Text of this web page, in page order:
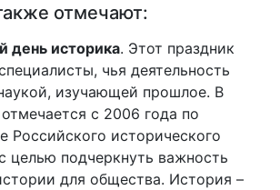
отмечают:
день историка. Этот праздник
чья деятельность
изучающей прошлое. В
с 2006 года по
Российского исторического
целью подчеркнуть важность
для общества. История –